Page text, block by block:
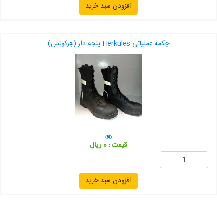
افزودن سبد خرید
چکمه عملیاتی Herkules پنجه دار (هِرکولِس)
قیمت : 0 ریال
افزودن سبد خرید